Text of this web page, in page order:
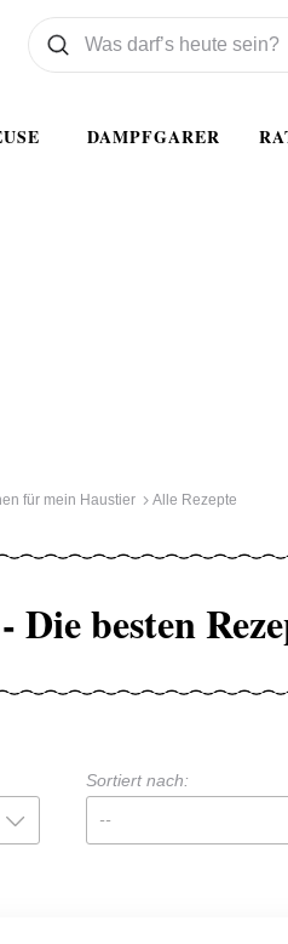
DAMPFGARER
Was wollen Sie suchen
Suchen
für mein Haustier Alle Rezepte
besten
Sortiert nach:
--